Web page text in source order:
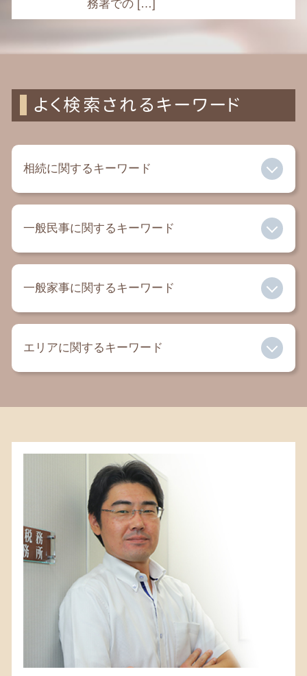
務署での […]
よく検索されるキーワード
相続に関するキーワード
家族信託 手続き 自分 で
単純承認
相続税 基礎控除額
相続 流れ
遺言書 相続
生命保険 相続
相続放棄 代襲相続
相続税 配偶者控除
成年後見人 報酬
法定相続人 放棄
相続 税金 対策
一般民事に関するキーワード
民事 法律事務所
内容証明 弁護士
過払い金 相談
自己破産とは
一般家事に関するキーワード
有責配偶者 とは
離婚 養育費
法定後見 任意後見 違い
エリアに関するキーワード
相続 町田 弁護士
遺言書 平塚 弁護士
相続税 大和 税理士
遺言書 町田 弁護士
相続税 茅ヶ崎 弁護士
相続 相模原 税理士
相続 藤沢市 税理士
相続 町田 税理士
相続税 鎌倉 弁護士
相続 鎌倉 弁護士
相続税 寒川 弁護士
遺言書 大和 税理士
相続 茅ヶ崎 弁護士
相続税 町田 弁護士
相続税 寒川 税理士